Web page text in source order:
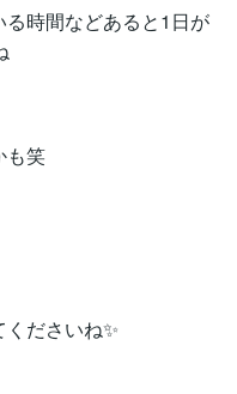
時間などあると1日が
も笑
ださいね✨